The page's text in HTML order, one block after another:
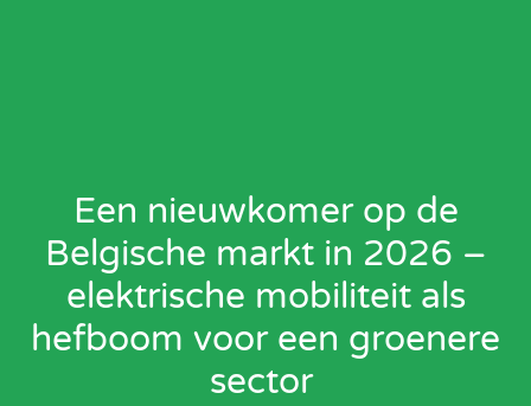
Een nieuwkomer op de
Belgische markt in 2026 –
elektrische mobiliteit als
hefboom voor een groenere
sector